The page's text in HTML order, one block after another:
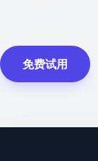
免费试用